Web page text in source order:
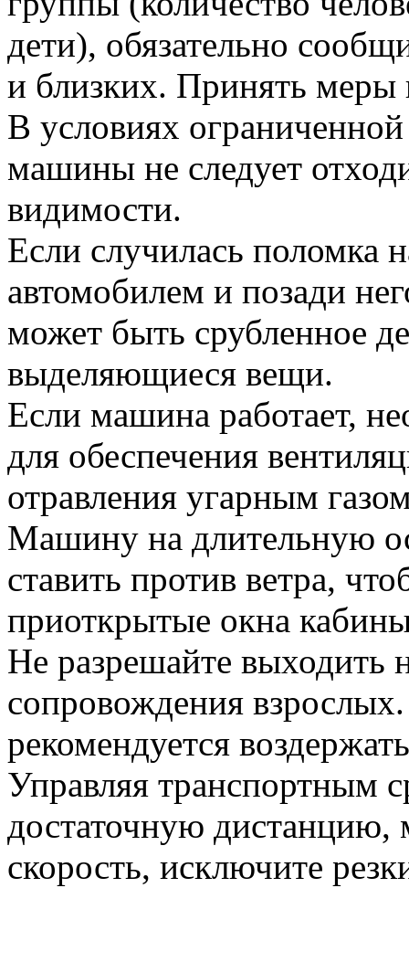
дети), обязательно
и близких. Принять меры
В условиях
машины не следует
видимости.
Если случилась поломка
автомобилем и позади
может быть срубленное
выделяющиеся вещи.
Если машина работает,
для обеспечения
отравления угарным
Машину на длительную
ставить против ветра,
приоткрытые окна
Не разрешайте выходить
сопровождения
рекомендуется
Управляя транспортным
достаточную дистанцию,
скорость, исключите